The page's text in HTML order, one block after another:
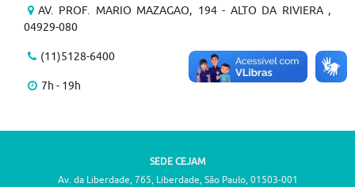
AV. PROF. MARIO MAZAGAO, 194 - ALTO DA RIVIERA ,
04929-080
(11)5128-6400
7h - 19h
SEDE CEJAM
Av. da Liberdade, 765, Liberdade, São Paulo, 01503-001